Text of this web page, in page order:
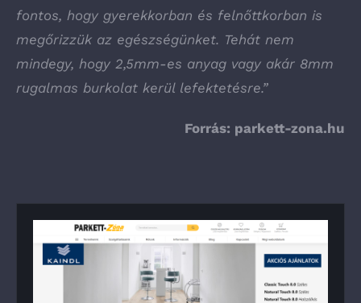
fontos, hogy gyerekkorban és felnőttkorban is
megőrizzük az egészségünket. Tehát nem
mindegy, hogy 2,5mm-es anyag vagy akár 8mm
rugalmas burkolat kerül lefektetésre.”
Forrás: parkett-zona.hu